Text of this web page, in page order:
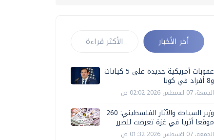
أخر الأخبار الأكثر قراءة
عقوبات أمريكية جديدة على 5 كيانات
و8 أفراد في كوبا
الجمعة، 07 اغسطس 2026 02:02 ص
وزير السياحة والآثار الفلسطيني: 260
موقعا أثريا في غزة تعرضت للضرر
الجمعة، 07 اغسطس 2026 01:32 ص